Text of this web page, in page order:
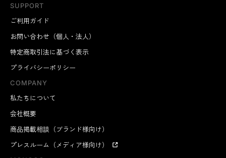
SUPPORT
ご利用ガイド
お問い合わせ（個人・法人）
特定商取引法に基づく表示
プライバシーポリシー
COMPANY
私たちについて
会社概要
商品掲載相談（ブランド様向け）
プレスルーム（メディア様向け）